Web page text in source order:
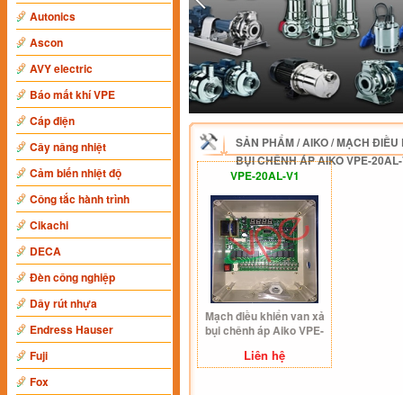
Autonics
Ascon
AVY electric
Báo mất khí VPE
Cáp điện
Cây nâng nhiệt
Cảm biến nhiệt độ
Công tắc hành trình
Cikachi
DECA
Đèn công nghiệp
Dây rút nhựa
Endress Hauser
Fuji
Fox
SẢN PHẨM/AIKO/MẠCH ĐIỀU
BỤI CHÊNH ÁP AIKO VPE-
VPE-20AL-V1
Mạch điều khiển van xả
bụi chênh áp Aiko VPE-
Liên hệ